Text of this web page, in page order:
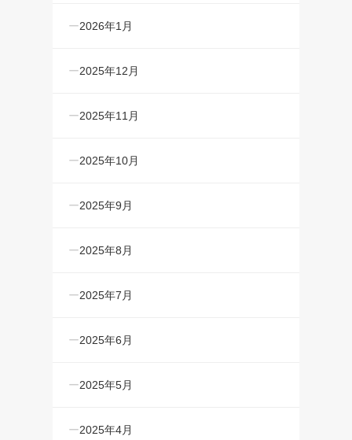
2026年1月
2025年12月
2025年11月
2025年10月
2025年9月
2025年8月
2025年7月
2025年6月
2025年5月
2025年4月